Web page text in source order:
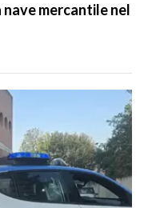
mercantile nel